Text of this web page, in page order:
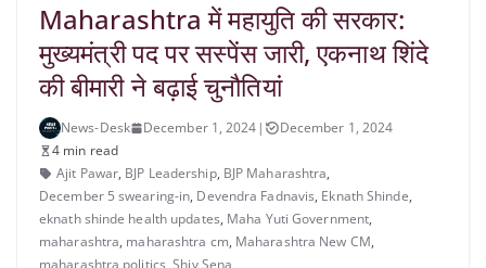
Maharashtra में महायुति की सरकार:
मुख्यमंत्री पद पर सस्पेंस जारी, एकनाथ शिंदे
की बीमारी ने बढ़ाई चुनौतियां
News-Desk December 1, 2024 |
December 1, 2024
4 min read
Ajit Pawar, BJP Leadership, BJP Maharashtra,
December 5 swearing-in, Devendra Fadnavis, Eknath Shinde,
eknath shinde health updates, Maha Yuti Government,
maharashtra, maharashtra cm, Maharashtra New CM,
maharashtra politics,Shiv Sena